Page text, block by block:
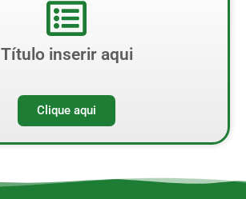
Título inserir aqui
Clique aqui